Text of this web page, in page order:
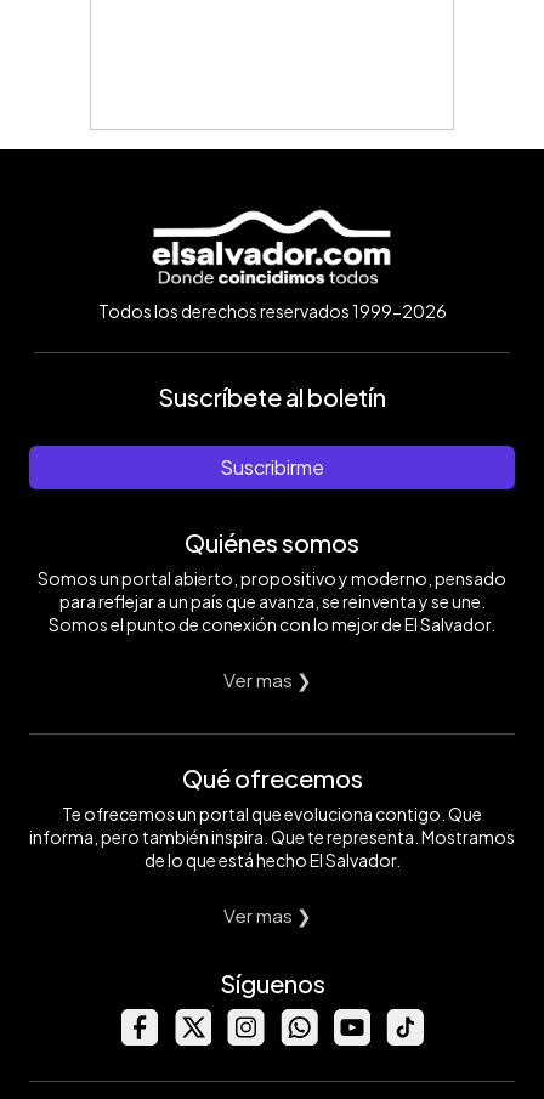
Todos los derechos reservados 1999-2026
Suscríbete al boletín
Suscribirme
Quiénes somos
Somos un portal abierto, propositivo y moderno, pensado
para reflejar a un país que avanza, se reinventa y se une.
Somos el punto de conexión con lo mejor de El Salvador.
Ver mas ❯
Qué ofrecemos
Te ofrecemos un portal que evoluciona contigo. Que
informa, pero también inspira. Que te representa. Mostramos
de lo que está hecho El Salvador.
Ver mas ❯
Síguenos